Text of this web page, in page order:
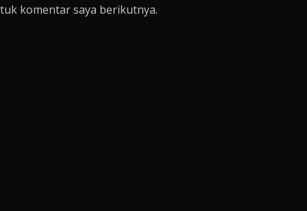
komentar saya berikutnya.